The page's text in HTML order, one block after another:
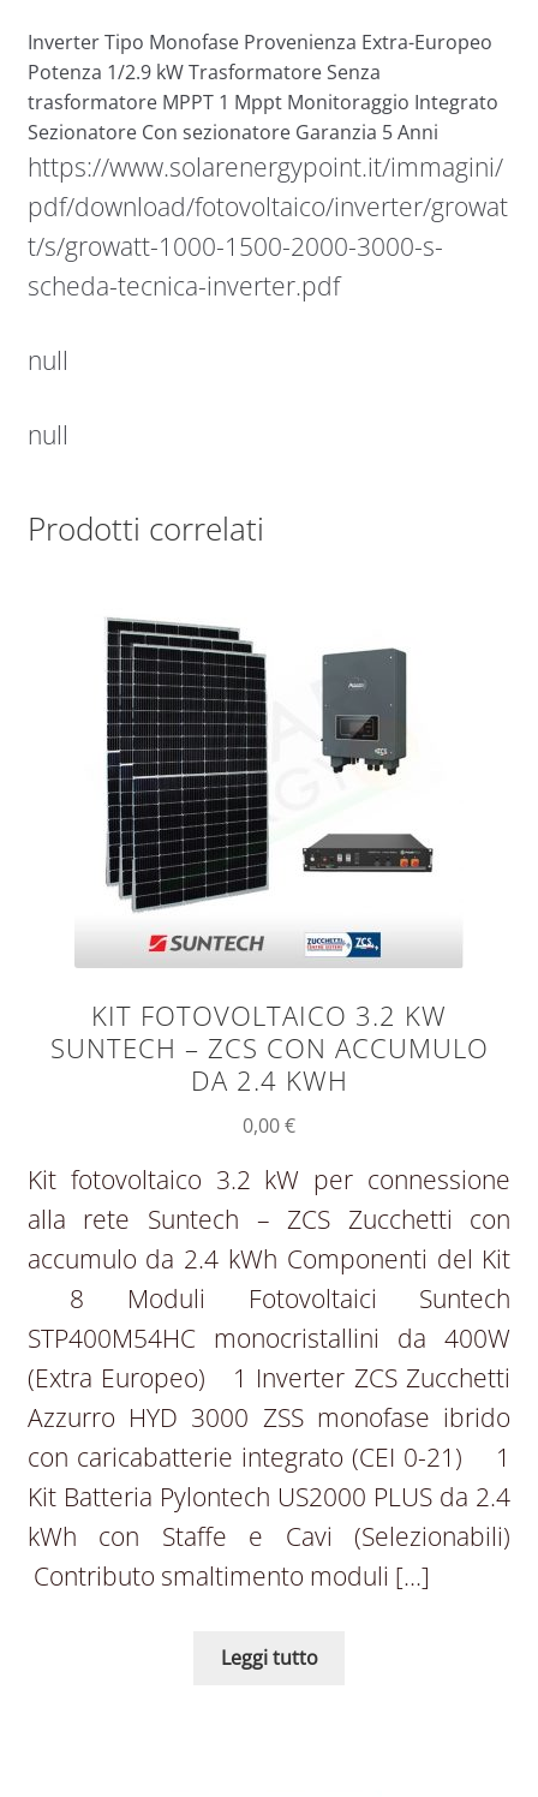
Inverter Tipo Monofase Provenienza Extra-Europeo
Potenza 1/2.9 kW Trasformatore Senza
trasformatore MPPT 1 Mppt Monitoraggio Integrato
Sezionatore Con sezionatore Garanzia 5 Anni
https://www.solarenergypoint.it/immagini/
pdf/download/fotovoltaico/inverter/growat
t/s/growatt-1000-1500-2000-3000-s-
scheda-tecnica-inverter.pdf
null
null
Prodotti correlati
KIT FOTOVOLTAICO 3.2 KW
SUNTECH – ZCS CON ACCUMULO
DA 2.4 KWH
0,00€
Kit fotovoltaico 3.2 kW per connessione
alla rete Suntech – ZCS Zucchetti con
accumulo da 2.4 kWh Componenti del Kit
8 Moduli Fotovoltaici Suntech
STP400M54HC monocristallini da 400W
(Extra Europeo) 1 Inverter ZCS Zucchetti
Azzurro HYD 3000 ZSS monofase ibrido
con caricabatterie integrato (CEI 0-21) 1
Kit Batteria Pylontech US2000 PLUS da 2.4
kWh con Staffe e Cavi (Selezionabili)
Contributo smaltimento moduli […]
Leggi tutto